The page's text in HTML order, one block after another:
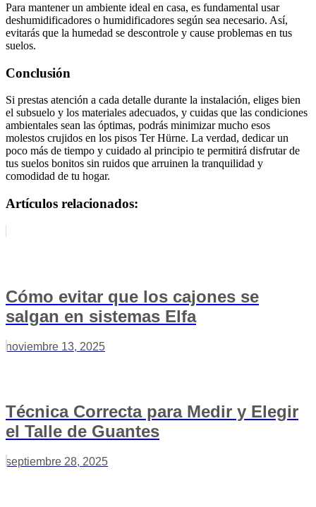
Para mantener un ambiente ideal en casa, es fundamental usar
deshumidificadores o humidificadores según sea necesario. Así,
evitarás que la humedad se descontrole y cause problemas en tus
suelos.
Conclusión
Si prestas atención a cada detalle durante la instalación, eliges bien
el subsuelo y los materiales adecuados, y cuidas que las condiciones
ambientales sean las óptimas, podrás minimizar mucho esos
molestos crujidos en los pisos Ter Hürne. La verdad, dedicar un
poco más de tiempo y cuidado al principio te permitirá disfrutar de
tus suelos bonitos sin ruidos que arruinen la tranquilidad y
comodidad de tu hogar.
Artículos relacionados:
Cómo evitar que los cajones se
salgan en sistemas Elfa
noviembre 13, 2025
Técnica Correcta para Medir y Elegir
el Talle de Guantes
septiembre 28, 2025